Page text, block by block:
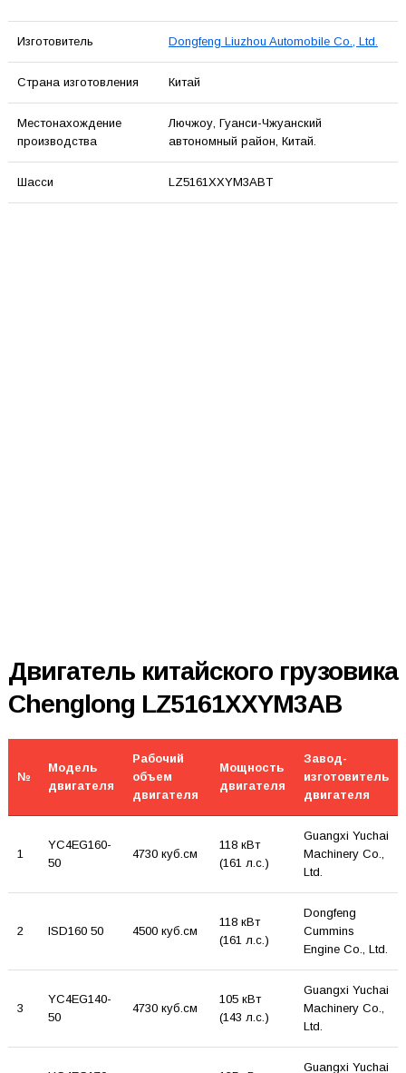
Изготовитель Dongfeng Liuzhou Automobile Co., Ltd.
Страна изготовления Китай
Местонахождение
производства
Лючжоу, Гуанси-Чжуанский
автономный район, Китай.
Шасси LZ5161XXYM3ABT
Двигатель китайского грузовика
Chenglong LZ5161XXYM3AB
№
Модель
двигателя
Рабочий
объем
двигателя
Мощность
двигателя
Завод-
изготовитель
двигателя
1
YC4EG160-
50
4730 куб.см
118 кВт
(161 л.с.)
Guangxi Yuchai
Machinery Co.,
Ltd.
2 ISD160 50 4500 куб.см
118 кВт
(161 л.с.)
Dongfeng
Cummins
Engine Co., Ltd.
3
YC4EG140-
50
4730 куб.см
105 кВт
(143 л.с.)
Guangxi Yuchai
Machinery Co.,
Ltd.
Guangxi Yuchai